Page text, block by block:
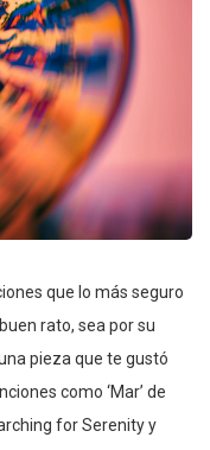
que lo más seguro
rato, sea por su
pieza que te gustó
como ‘Mar’ de
for Serenity y